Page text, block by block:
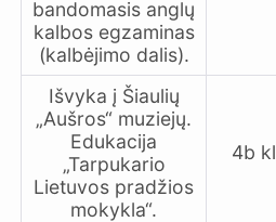
bandomasis anglų
kalbos egzaminas
(kalbėjimo dalis).
Išvyka į Šiaulių
„Aušros“ muziejų.
Edukacija
„Tarpukario
Lietuvos pradžios
mokykla“.
4b